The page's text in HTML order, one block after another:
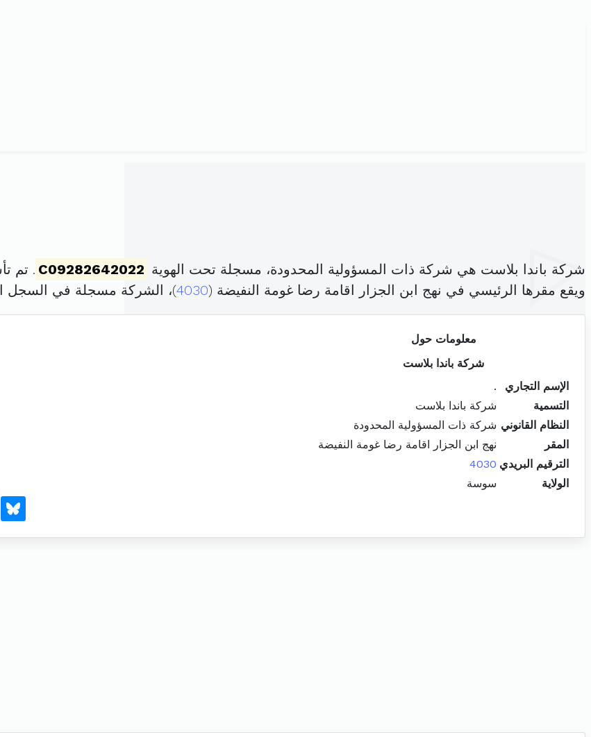
شركة باندا بلاست هي شركة ذات المسؤولية المحدودة، مسجلة تحت الهوية C09282642022 . تم تأسيسها
ويقع مقرها الرئيسي في نهج ابن الجزار اقامة رضا غومة النفيضة (4030)، الشركة مسجلة في السجل
معلومات حول
شركة باندا بلاست
الإسم التجاري
.
التسمية
شركة باندا بلاست
النظام القانوني شركة ذات المسؤولية المحدودة
المقر
نهج ابن الجزار اقامة رضا غومة النفيضة
الترقيم البريدي 4030
الولاية
سوسة